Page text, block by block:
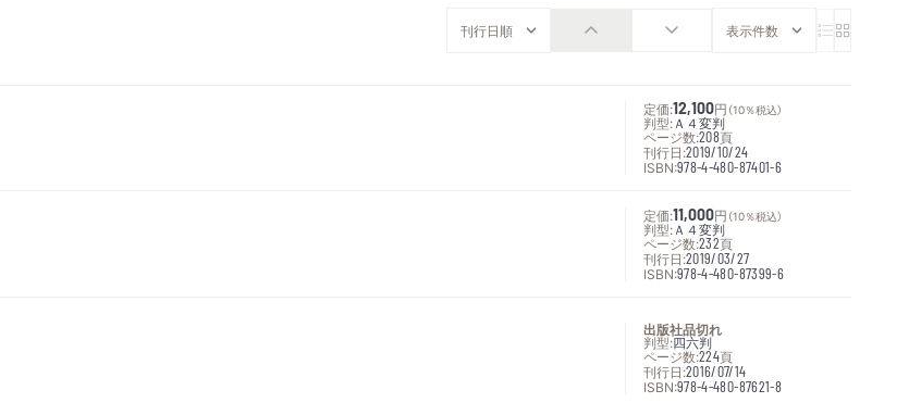
定価:12,100円 （10％税込）
判型: Ａ４変判
ページ数:208頁
刊行日:2019/10/24
ISBN:978-4-480-87401-6
定価:11,000円 （10％税込）
判型: Ａ４変判
ページ数:232頁
刊行日:2019/03/27
ISBN:978-4-480-87399-6
出版社品切れ
判型:四六判
ページ数:224頁
刊行日:2016/07/14
ISBN:978-4-480-87621-8